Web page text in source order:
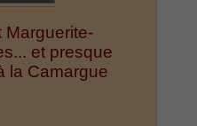
Marguerite-
et presque
la Camargue